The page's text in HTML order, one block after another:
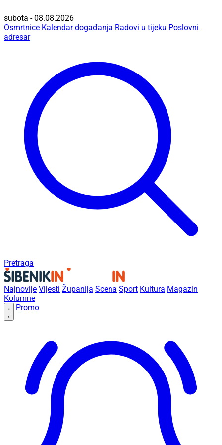
subota - 08.08.2026
Osmrtnice Kalendar događanja Radovi u tijeku Poslovni
adresar
Pretraga
Najnovije Vijesti Županija Scena Sport Kultura Magazin
Kolumne
Promo